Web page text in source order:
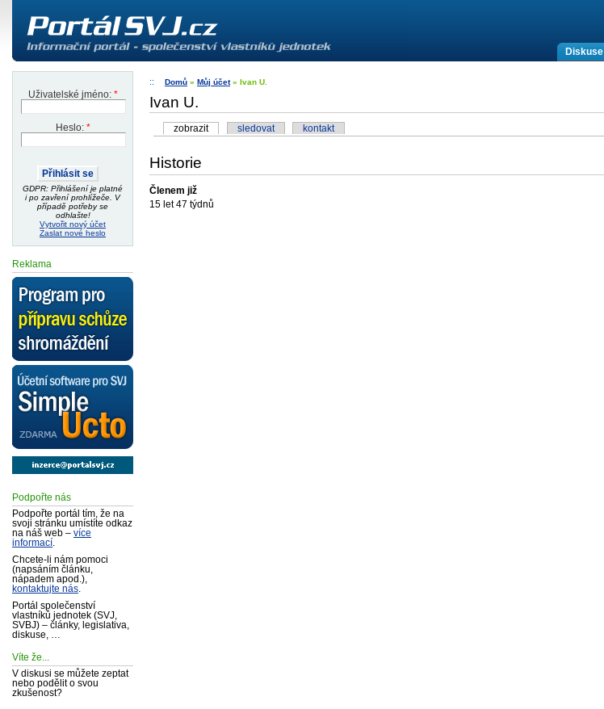
Diskuse
Uživatelské jméno: *
Heslo: *
GDPR: Přihlášení je platné
i po zavření prohlížeče. V
případě potřeby se
odhlašte!
Vytvořit nový účet
Zaslat nové heslo
Reklama
Podpořte nás
Podpořte portál tím, že na
svoji stránku umístíte odkaz
na náš web – více
informací
Chcete-li nám pomoci
(napsáním článku,
nápadem apod.),
kontaktujte nás
Portál společenství
vlastníků jednotek (SVJ,
SVBJ) – články, legislativa,
diskuse, …
Víte že...
V diskusi se můžete zeptat
nebo podělit o svou
zkušenost?
Domů » Můj účet » Ivan U.
Ivan U.
zobrazit sledovat kontakt
Historie
Členem již
15 let 47 týdnů